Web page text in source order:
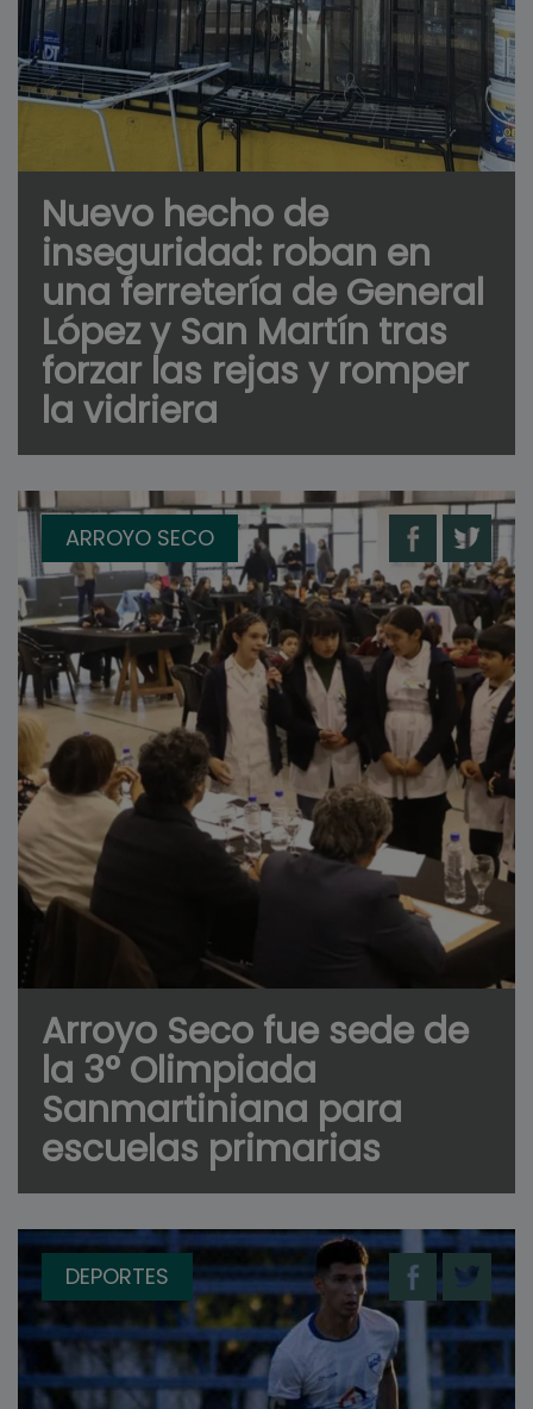
Nuevo hecho de
inseguridad: roban en
una ferretería de General
López y San Martín tras
forzar las rejas y romper
la vidriera
ARROYO SECO
Arroyo Seco fue sede de
la 3° Olimpiada
Sanmartiniana para
escuelas primarias
DEPORTES